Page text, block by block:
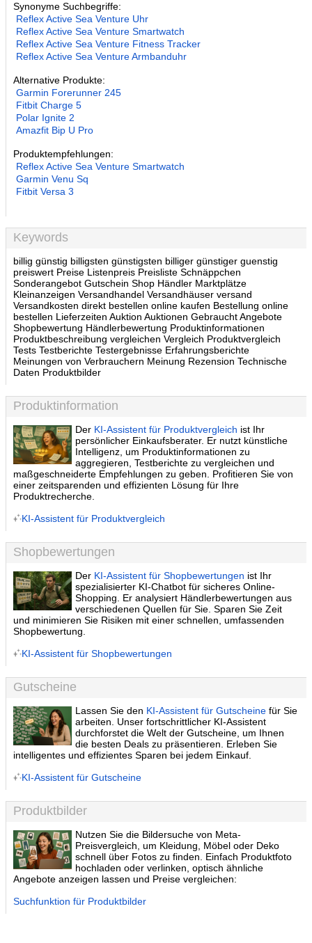
Synonyme Suchbegriffe:
Reflex Active Sea Venture Uhr
Reflex Active Sea Venture Smartwatch
Reflex Active Sea Venture Fitness Tracker
Reflex Active Sea Venture Armbanduhr
Alternative Produkte:
Garmin Forerunner 245
Fitbit Charge 5
Polar Ignite 2
Amazfit Bip U Pro
Produktempfehlungen:
Reflex Active Sea Venture Smartwatch
Garmin Venu Sq
Fitbit Versa 3
Keywords
billig günstig billigsten günstigsten billiger günstiger guenstig
preiswert Preise Listenpreis Preisliste Schnäppchen
Sonderangebot Gutschein Shop Händler Marktplätze
Kleinanzeigen Versandhandel Versandhäuser versand
Versandkosten direkt bestellen online kaufen Bestellung online
bestellen Lieferzeiten Auktion Auktionen Gebraucht Angebote
Shopbewertung Händlerbewertung Produktinformationen
Produktbeschreibung vergleichen Vergleich Produktvergleich
Tests Testberichte Testergebnisse Erfahrungsberichte
Meinungen von Verbrauchern Meinung Rezension Technische
Daten Produktbilder
Produktinformation
Der KI-Assistent für Produktvergleich ist Ihr
persönlicher Einkaufsberater. Er nutzt künstliche
Intelligenz, um Produktinformationen zu
aggregieren, Testberichte zu vergleichen und
maßgeschneiderte Empfehlungen zu geben. Profitieren Sie von
einer zeitsparenden und effizienten Lösung für Ihre
Produktrecherche.
KI-Assistent für Produktvergleich
Shopbewertungen
Der KI-Assistent für Shopbewertungen ist Ihr
spezialisierter KI-Chatbot für sicheres Online-
Shopping. Er analysiert Händlerbewertungen aus
verschiedenen Quellen für Sie. Sparen Sie Zeit
und minimieren Sie Risiken mit einer schnellen, umfassenden
Shopbewertung.
KI-Assistent für Shopbewertungen
Gutscheine
Lassen Sie den KI-Assistent für Gutscheine für Sie
arbeiten. Unser fortschrittlicher KI-Assistent
durchforstet die Welt der Gutscheine, um Ihnen
die besten Deals zu präsentieren. Erleben Sie
intelligentes und effizientes Sparen bei jedem Einkauf.
KI-Assistent für Gutscheine
Produktbilder
Nutzen Sie die Bildersuche von Meta-
Preisvergleich, um Kleidung, Möbel oder Deko
schnell über Fotos zu finden. Einfach Produktfoto
hochladen oder verlinken, optisch ähnliche
Angebote anzeigen lassen und Preise vergleichen:
Suchfunktion für Produktbilder